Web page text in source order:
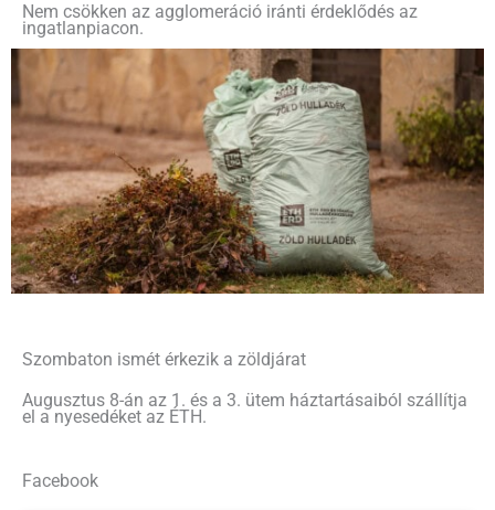
Nem csökken az agglomeráció iránti érdeklődés az
ingatlanpiacon.
Szombaton ismét érkezik a zöldjárat
Augusztus 8-án az 1. és a 3. ütem háztartásaiból szállítja
el a nyesedéket az ÉTH.
Facebook